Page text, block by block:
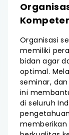
Organisasi
memiliki
bidan agar
optimal.
seminar,
ini
di seluruh
memberikan